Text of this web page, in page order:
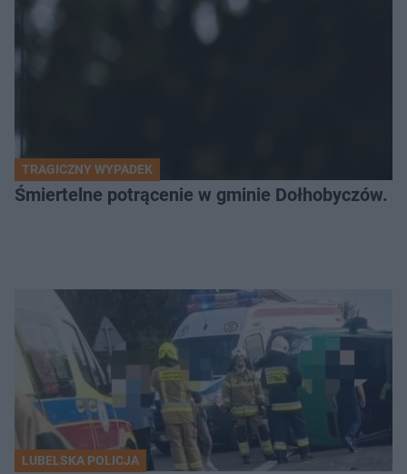
TRAGICZNY WYPADEK
Śmiertelne potrącenie w gminie Dołhobyczów.
LUBELSKA POLICJA